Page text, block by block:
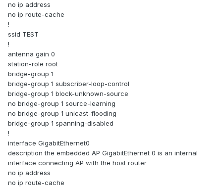
no ip address
no ip route-cache
!
ssid TEST
!
antenna gain 0
station-role root
bridge-group 1
bridge-group 1 subscriber-loop-control
bridge-group 1 block-unknown-source
no bridge-group 1 source-learning
no bridge-group 1 unicast-flooding
bridge-group 1 spanning-disabled
!
interface GigabitEthernet0
description the embedded AP GigabitEthernet 0 is an internal
interface connecting AP with the host router
no ip address
no ip route-cache